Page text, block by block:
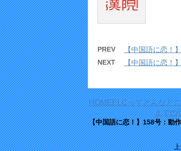
PREV 【中国語に恋！
NEXT 【中国語に恋！
HOMEELCってどんなと
までの
【中国語に恋！】158号：動